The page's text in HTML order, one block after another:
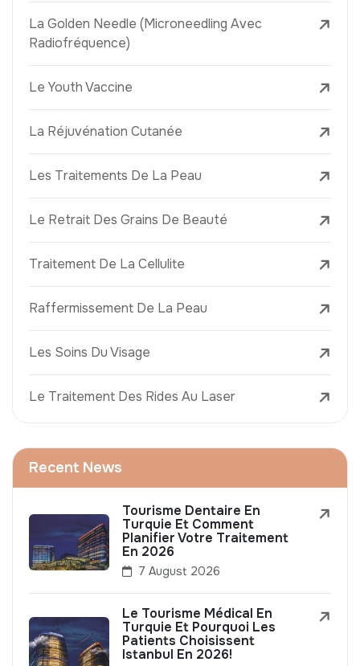
La Golden Needle (Microneedling Avec
Radiofréquence)
Le Youth Vaccine
La Réjuvénation Cutanée
Les Traitements De La Peau
Le Retrait Des Grains De Beauté
Traitement De La Cellulite
Raffermissement De La Peau
Les Soins Du Visage
Le Traitement Des Rides Au Laser
Recent News
Tourisme Dentaire En
Turquie Et Comment
Planifier Votre Traitement
En 2026
7 August 2026
Le Tourisme Médical En
Turquie Et Pourquoi Les
Patients Choisissent
Istanbul En 2026!